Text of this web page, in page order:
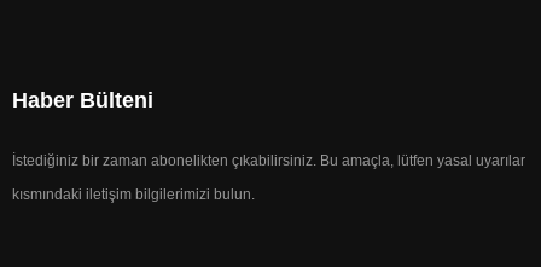
Haber Bülteni
İstediğiniz bir zaman abonelikten çıkabilirsiniz. Bu amaçla, lütfen yasal uyarılar
kısmındaki iletişim bilgilerimizi bulun.